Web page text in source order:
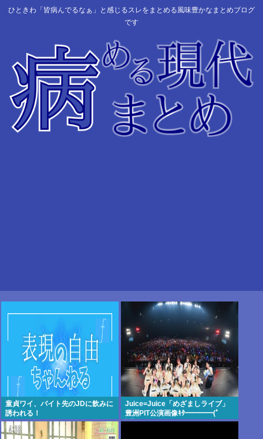
ひときわ「皆病んでるなぁ」と感じるスレをまとめる風味豊かなまとめブログ
です
童貞ワイ、バイト先のJDに飲みに
誘われる！
Juice=Juice「めざましライブ」
豊洲PIT公演画像ｷﾀ━━━━(ﾟ
∀ﾟ)━━━━!!